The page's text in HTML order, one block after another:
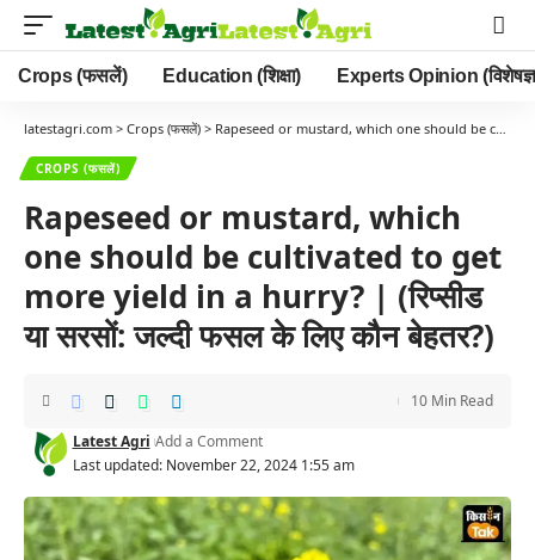
Crops (फसलें) Education (शिक्षा) Experts Opinion (विशेषज्ञ
latestagri.com > Crops (फसलें) > Rapeseed or mustard, which one should be cultivated to get more yield in a hurry? | (रिप्सीड या सरसों: जल्दी फसल के लिए कौन बेहतर?)
CROPS (फसलें)
Rapeseed or mustard, which
one should be cultivated to get
more yield in a hurry? | (रिप्सीड
या सरसों: जल्दी फसल के लिए कौन बेहतर?)
Last updated: November 22, 2024 1:55 am
Latest Agri Add a Comment
10 Min Read